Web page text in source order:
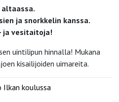
ja snorkkelin kanssa.
ja vesitaitoja!
uintilipun hinnalla! Mukana
kisailijoiden uimareita.
Ilkan koulussa